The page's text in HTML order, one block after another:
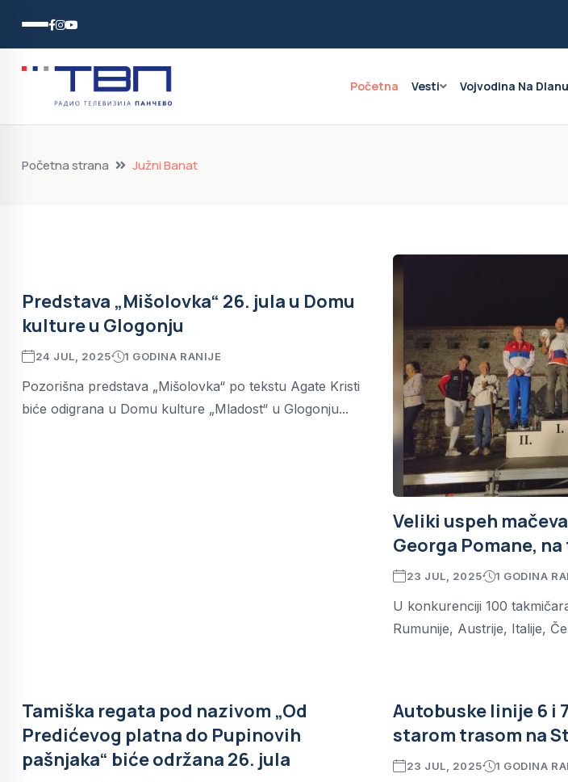
Početna Vesti Vojvodina Na Dlanu
Početna strana Južni Banat
Predstava „Mišolovka“ 26. jula u Domu
kulture u Glogonju
24 JUL, 2025 1 GODINA RANIJE
Pozorišna predstava „Mišolovka“ po tekstu Agate Kristi
biće odigrana u Domu kulture „Mladost“ u Glogonju...
Veliki uspeh
Georga Pomane,
23 JUL, 2025 1 GODINA
U konkurenciji 100
Rumunije, Austrije, Italije,
Tamiška regata pod nazivom „Od
Predićevog platna do Pupinovih
pašnjaka“ biće održana 26. jula
Autobuske linije 6 i
starom trasom na
23 JUL, 2025 1 GODINA